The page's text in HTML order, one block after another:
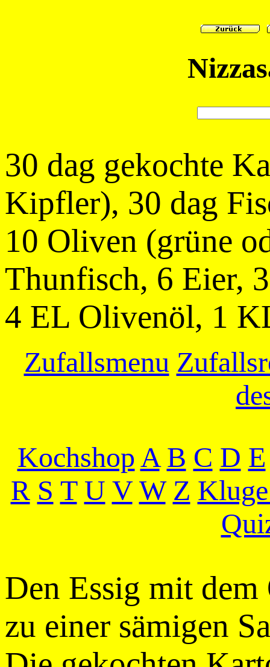
30 dag gekochte
Kipfler), 30 dag
10 Oliven (grüne
Thunfisch, 6 Eier,
4 EL Olivenöl, 1
Zufallsmenu
KochshopA B C D E
R S T U V W Z
Den Essig mit
zu einer sämigen